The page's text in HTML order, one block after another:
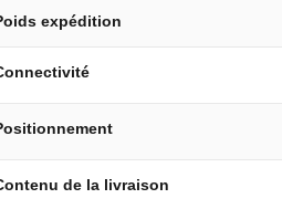
expédition
de la livraison